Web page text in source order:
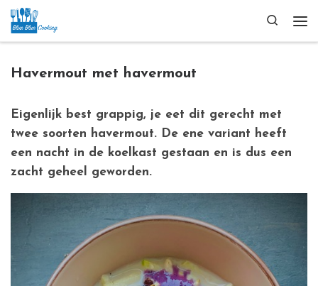
Ga naar inhoud
Search
Havermout met havermout
Eigenlijk best grappig, je eet dit gerecht met
twee soorten havermout. De ene variant heeft
een nacht in de koelkast gestaan en is dus een
zacht geheel geworden.